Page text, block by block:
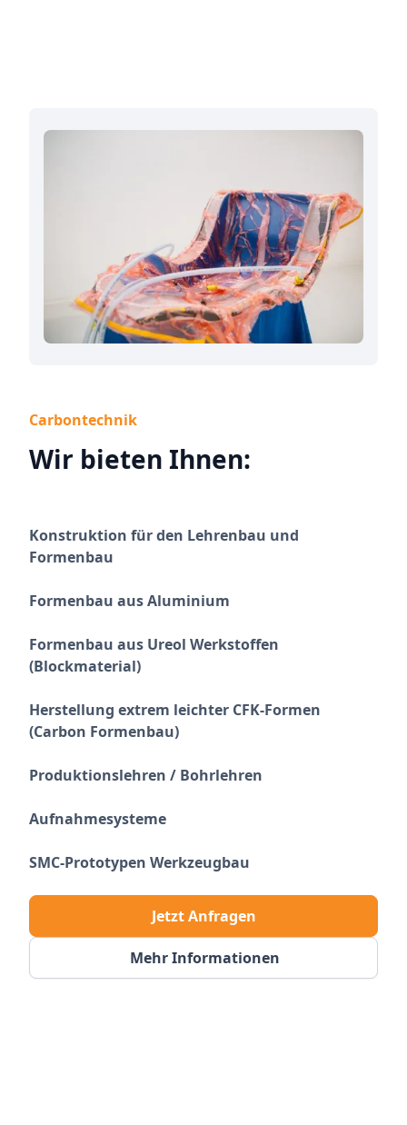
Carbontechnik
Wir bieten Ihnen:
Konstruktion für den Lehrenbau und
Formenbau
Formenbau aus Aluminium
Formenbau aus Ureol Werkstoffen
(Blockmaterial)
Herstellung extrem leichter CFK-Formen
(Carbon Formenbau)
Produktionslehren / Bohrlehren
Aufnahmesysteme
SMC-Prototypen Werkzeugbau
Mehr Informationen
Jetzt Anfragen